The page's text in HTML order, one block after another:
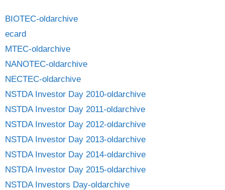
BIOTEC-oldarchive
ecard
MTEC-oldarchive
NANOTEC-oldarchive
NECTEC-oldarchive
NSTDA Investor Day 2010-oldarchive
NSTDA Investor Day 2011-oldarchive
NSTDA Investor Day 2012-oldarchive
NSTDA Investor Day 2013-oldarchive
NSTDA Investor Day 2014-oldarchive
NSTDA Investor Day 2015-oldarchive
NSTDA Investors Day-oldarchive